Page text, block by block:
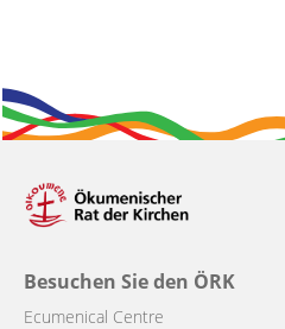
Besuchen Sie den ÖRK
Ecumenical Centre